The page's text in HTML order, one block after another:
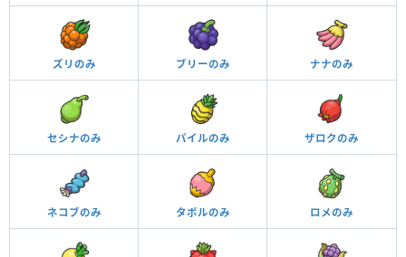
ズリのみ ブリーのみ ナナのみ
セシナのみ パイルのみ ザロクのみ
ネコブのみ タポルのみ ロメのみ